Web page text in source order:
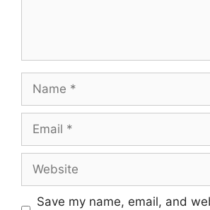
Save my name, email, and